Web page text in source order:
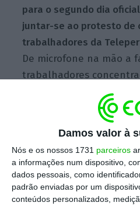
Damos valor à
Nós e os nossos 1731 parceiros
a informações num dispositivo,
dados pessoais, como
padrão enviadas por um
conteúdos personalizados,
para o segundo dia
juntar-se ao protesto de
trabalhadores da
De microfone na mão a
trabalhadores
edifício, Mariana
emocionada a dada
duas formas de estar na
política” porque “ou se
trabalha ou se está com
explorar quem trabalha”.